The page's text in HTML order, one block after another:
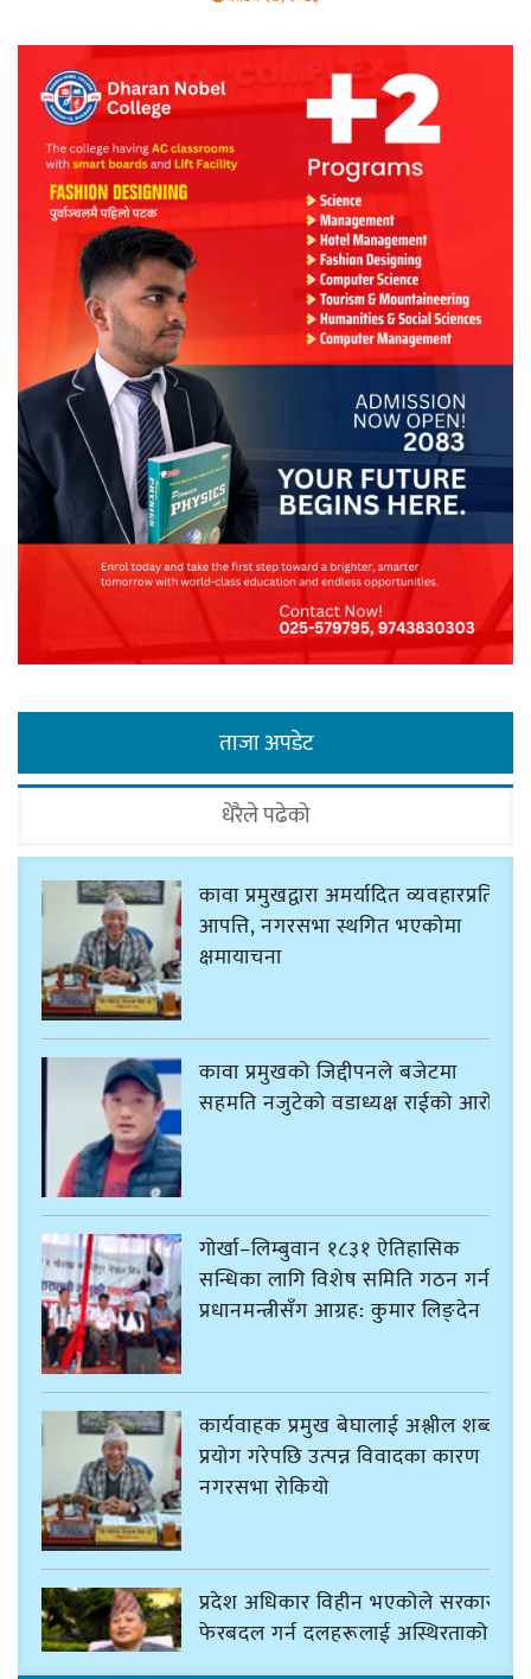
ताजा अपडेट
धेरैले पढेको
कावा प्रमुखद्वारा अमर्यादित व्यवहारप्रति
आपत्ति, नगरसभा स्थगित भएकोमा
क्षमायाचना
कावा प्रमुखको जिद्दीपनले बजेटमा
सहमति नजुटेको वडाध्यक्ष राईको आरोप
गोर्खा–लिम्बुवान १८३१ ऐतिहासिक
सन्धिका लागि विशेष समिति गठन गर्न
प्रधानमन्त्रीसँग आग्रह: कुमार लिङ्देन
कार्यवाहक प्रमुख बेघालाई अश्लील शब्द
प्रयोग गरेपछि उत्पन्न विवादका कारण
नगरसभा रोकियो
प्रदेश अधिकार विहीन भएकोले सरकार
फेरबदल गर्न दलहरूलाई अस्थिरताको